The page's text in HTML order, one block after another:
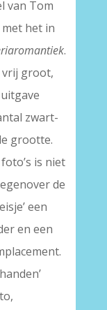
van Tom
het in
.
vrij groot,
zwart-
grootte.
is niet
de
een
en een